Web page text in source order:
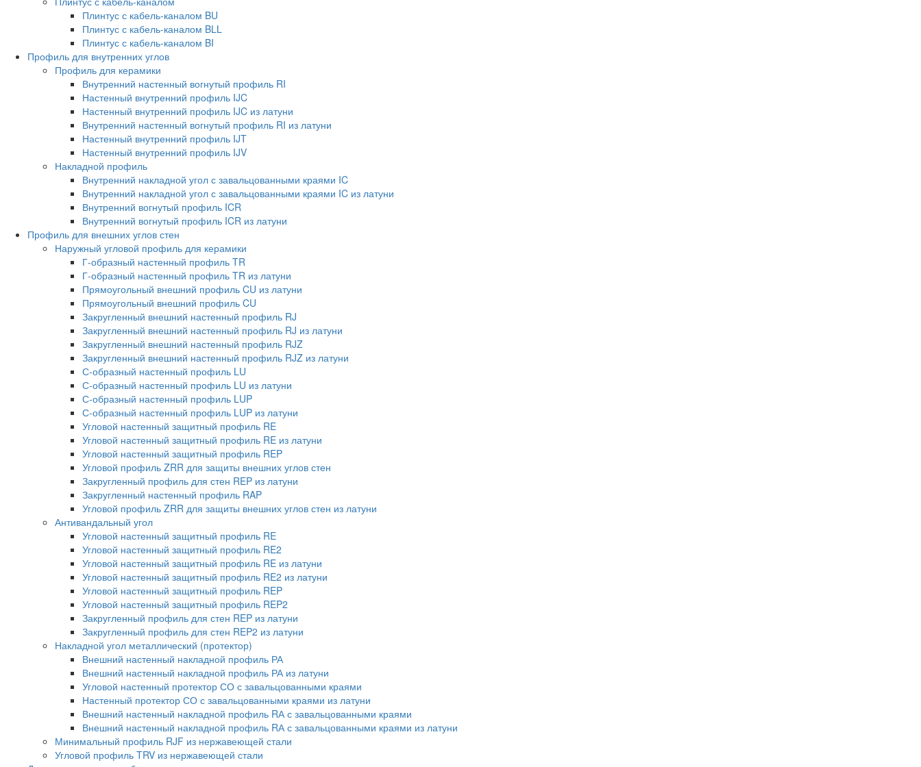
Плинтус с кабель-каналом BU
Плинтус с кабель-каналом BLL
Плинтус с кабель-каналом BI
Профиль для внутренних углов
Профиль для керамики
Внутренний настенный вогнутый профиль RI
Настенный внутренний профиль IJC
Настенный внутренний профиль IJC из латуни
Внутренний настенный вогнутый профиль RI из латуни
Настенный внутренний профиль IJT
Настенный внутренний профиль IJV
Накладной профиль
Внутренний накладной угол с завальцованными краями IC
Внутренний накладной угол с завальцованными краями IC из латуни
Внутренний вогнутый профиль ICR
Внутренний вогнутый профиль ICR из латуни
Профиль для внешних углов стен
Наружный угловой профиль для керамики
Г-образный настенный профиль TR
Г-образный настенный профиль TR из латуни
Прямоугольный внешний профиль CU из латуни
Прямоугольный внешний профиль CU
Закругленный внешний настенный профиль RJ
Закругленный внешний настенный профиль RJ из латуни
Закругленный внешний настенный профиль RJZ
Закругленный внешний настенный профиль RJZ из латуни
С-образный настенный профиль LU
С-образный настенный профиль LU из латуни
С-образный настенный профиль LUP
С-образный настенный профиль LUP из латуни
Угловой настенный защитный профиль RE
Угловой настенный защитный профиль RE из латуни
Угловой настенный защитный профиль REP
Угловой профиль ZRR для защиты внешних углов стен
Закругленный профиль для стен REP из латуни
Закругленный настенный профиль RAP
Угловой профиль ZRR для защиты внешних углов стен из латуни
Антивандальный угол
Угловой настенный защитный профиль RE
Угловой настенный защитный профиль RE2
Угловой настенный защитный профиль RE из латуни
Угловой настенный защитный профиль RE2 из латуни
Угловой настенный защитный профиль REP
Угловой настенный защитный профиль REP2
Закругленный профиль для стен REP из латуни
Закругленный профиль для стен REP2 из латуни
Накладной угол металлический (протектор)
Внешний настенный накладной профиль РА
Внешний настенный накладной профиль РА из латуни
Угловой настенный протектор СО с завальцованными краями
Настенный протектор СО с завальцованными краями из латуни
Внешний настенный накладной профиль RА с завальцованными краями
Внешний настенный накладной профиль RА с завальцованными краями из латуни
Минимальный профиль RJF из нержавеющей стали
Угловой профиль TRV из нержавеющей стали